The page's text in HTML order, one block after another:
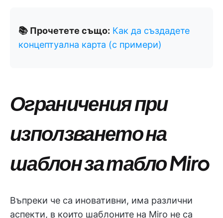
📚 Прочетете също: Как да създадете
концептуална карта (с примери)
Ограничения при
използването на
шаблон за табло Miro
Въпреки че са иновативни, има различни
аспекти, в които шаблоните на Miro не са